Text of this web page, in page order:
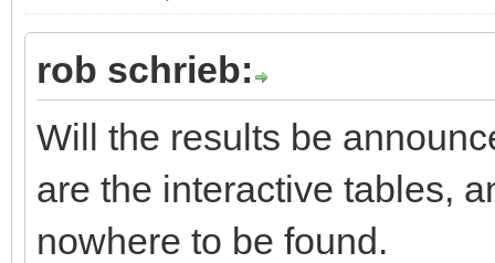
rob schrieb:
Will the results be
are the interactive tables,
nowhere to be found.